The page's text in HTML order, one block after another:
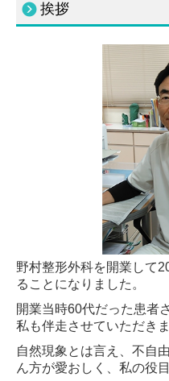
挨拶
野村整形外科を開業して
ることになりました。
開業当時60代だった患者
私も伴走させていただきま
自然現象とは言え、不自
ん方が愛おしく、私の役